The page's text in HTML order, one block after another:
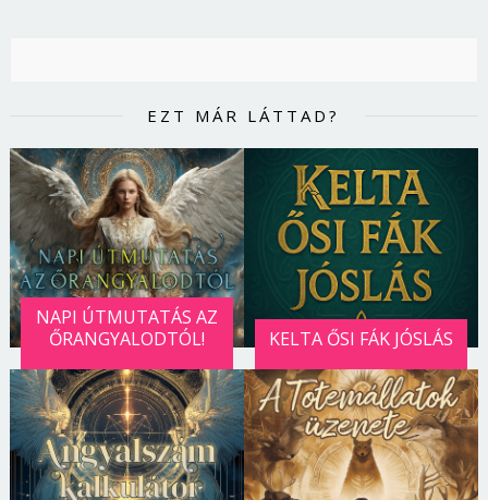
EZT MÁR LÁTTAD?
NAPI ÚTMUTATÁS AZ
ŐRANGYALODTÓL!
KELTA ŐSI FÁK JÓSLÁS